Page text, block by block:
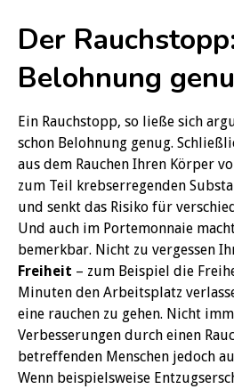
Der
Belohnung
Ein Rauchstopp, so ließe sich
schon Belohnung genug.
aus dem Rauchen Ihren Körper
zum Teil krebserregenden
und senkt das Risiko für
Und auch im Portemonnaie
bemerkbar. Nicht zu vergessen
Freiheit – zum Beispiel die
Minuten den Arbeitsplatz
eine rauchen zu gehen. Nicht
Verbesserungen durch einen
betreffenden Menschen jedoch
Wenn beispielsweise